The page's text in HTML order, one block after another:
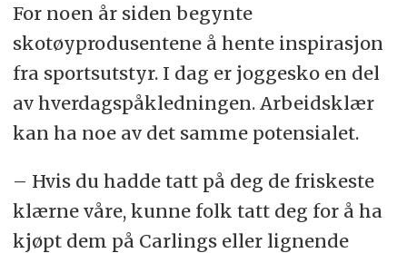
For noen år siden begynte
skotøyprodusentene å hente inspirasjon
fra sportsutstyr. I dag er joggesko en del
av hverdagspåkledningen. Arbeidsklær
kan ha noe av det samme potensialet.
– Hvis du hadde tatt på deg de friskeste
klærne våre, kunne folk tatt deg for å ha
kjøpt dem på Carlings eller lignende